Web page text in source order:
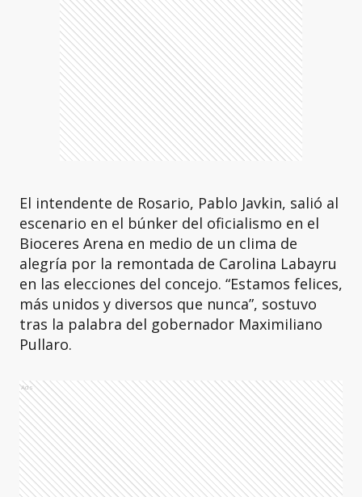
El intendente de Rosario, Pablo Javkin, salió al
escenario en el búnker del oficialismo en el
Bioceres Arena en medio de un clima de
alegría por la remontada de Carolina Labayru
en las elecciones del concejo. “Estamos felices,
más unidos y diversos que nunca”, sostuvo
tras la palabra del gobernador Maximiliano
Pullaro.
Ads